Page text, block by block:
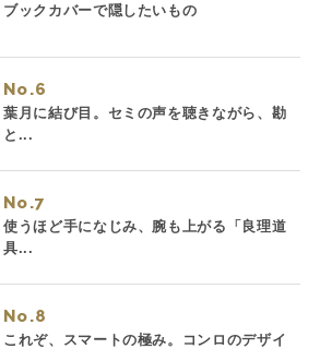
ブックカバーで隠したいもの
No.
葉月に結び目。セミの声を聴きながら、勘
と...
No.
使うほど手になじみ、腕も上がる「良理道
具...
No.
これぞ、スマートの極み。コンロのデザイ